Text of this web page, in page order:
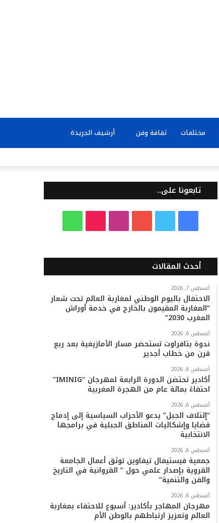
مختلفات ثقافة وفن أرشيف الجريدة
عن
تابعونا على..
س
ب
و
ك
ي
ر
ت
و
س
ق
k
o
ت
ا
أحدث المقالات
أغسطس 7, 2026
الاحتفال باليوم الوطني لمغاربة العالم تحت شعار
“المغاربة المقيمون بالخارج في خدمة أوراش
المغرب 2030”
أغسطس 6, 2026
ندوة بتافراوت تستحضر مسار الأمازيغية بعد ربع
قرن من خطاب أجدير
أغسطس 6, 2026
أكادير تحتضن الدورة الرابعة لمهرجان “IMINIG”
احتفاءً بمائة عام من الهجرة المغربية
أغسطس 6, 2026
“إئتلاف الجبل” يدعو الأحزاب السياسية إلى إدماج
قضايا وإشكاليات المناطق الجبلية في برامجها
الانتخابية
أغسطس 6, 2026
جمعية فيستيفال تيفاوين توثق أعمال الجامعة
القروية بإصدار علمي حول ” القروانية في التاريخ
والفن والتنمية”
أغسطس 6, 2026
مهرجان المهاجر بأكادير: أسبوع للاحتفاء بمغاربة
العالم وتعزيز ارتباطهم بالوطن الأم